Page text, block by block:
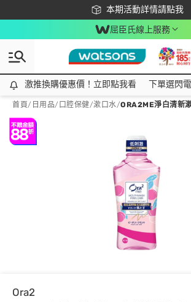
本期活動詳情請點我
下載app最高回饋$350
屈臣氏線上服務
激推換購優惠價！立即點我看
激推換購優惠價！立即點我看 下單選閃
首頁/ 日用品/ 口腔保健/漱口水/ORA2ME淨白清新
Ora2